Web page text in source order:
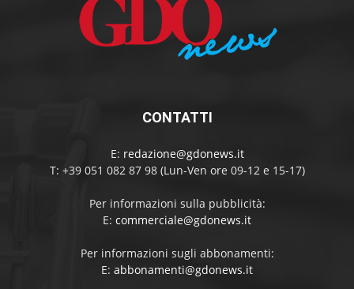
CONTATTI
E: redazione@gdonews.it
T: +39 051 082 87 98 (Lun-Ven ore 09-12 e 15-17)
Per informazioni sulla pubblicità:
E: commerciale@gdonews.it
Per informazioni sugli abbonamenti:
E: abbonamenti@gdonews.it